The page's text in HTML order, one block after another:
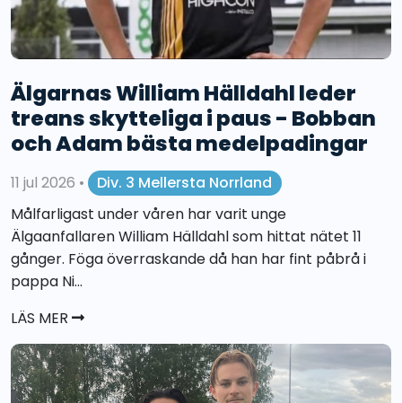
Älgarnas William Hälldahl leder
treans skytteliga i paus - Bobban
och Adam bästa medelpadingar
11 jul 2026 •
Div. 3 Mellersta Norrland
Målfarligast under våren har varit unge
Älgaanfallaren William Hälldahl som hittat nätet 11
gånger. Föga överraskande då han har fint påbrå i
pappa Ni...
LÄS MER